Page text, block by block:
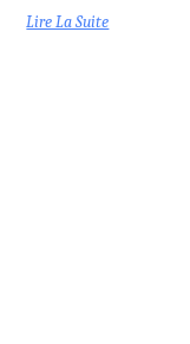
Lire La Suite